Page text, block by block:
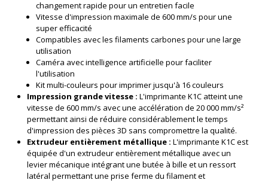
changement rapide pour un entretien facile
Vitesse d'impression maximale de 600 mm/s pour une
super efficacité
Compatibles avec les filaments carbones pour une large
utilisation
Caméra avec intelligence artificielle pour faciliter
l'utilisation
Kit multi-couleurs pour imprimer jusqu'à 16 couleurs
Impression grande vitesse : L'imprimante K1C atteint une
vitesse de 600 mm/s avec une accélération de 20 000 mm/s²
permettant ainsi de réduire considérablement le temps
d'impression des pièces 3D sans compromettre la qualité.
Extrudeur entièrement métallique : L'imprimante K1C est
équipée d'un extrudeur entièrement métallique avec un
levier mécanique intégrant une butée à bille et un ressort
latéral permettant une prise ferme du filament et